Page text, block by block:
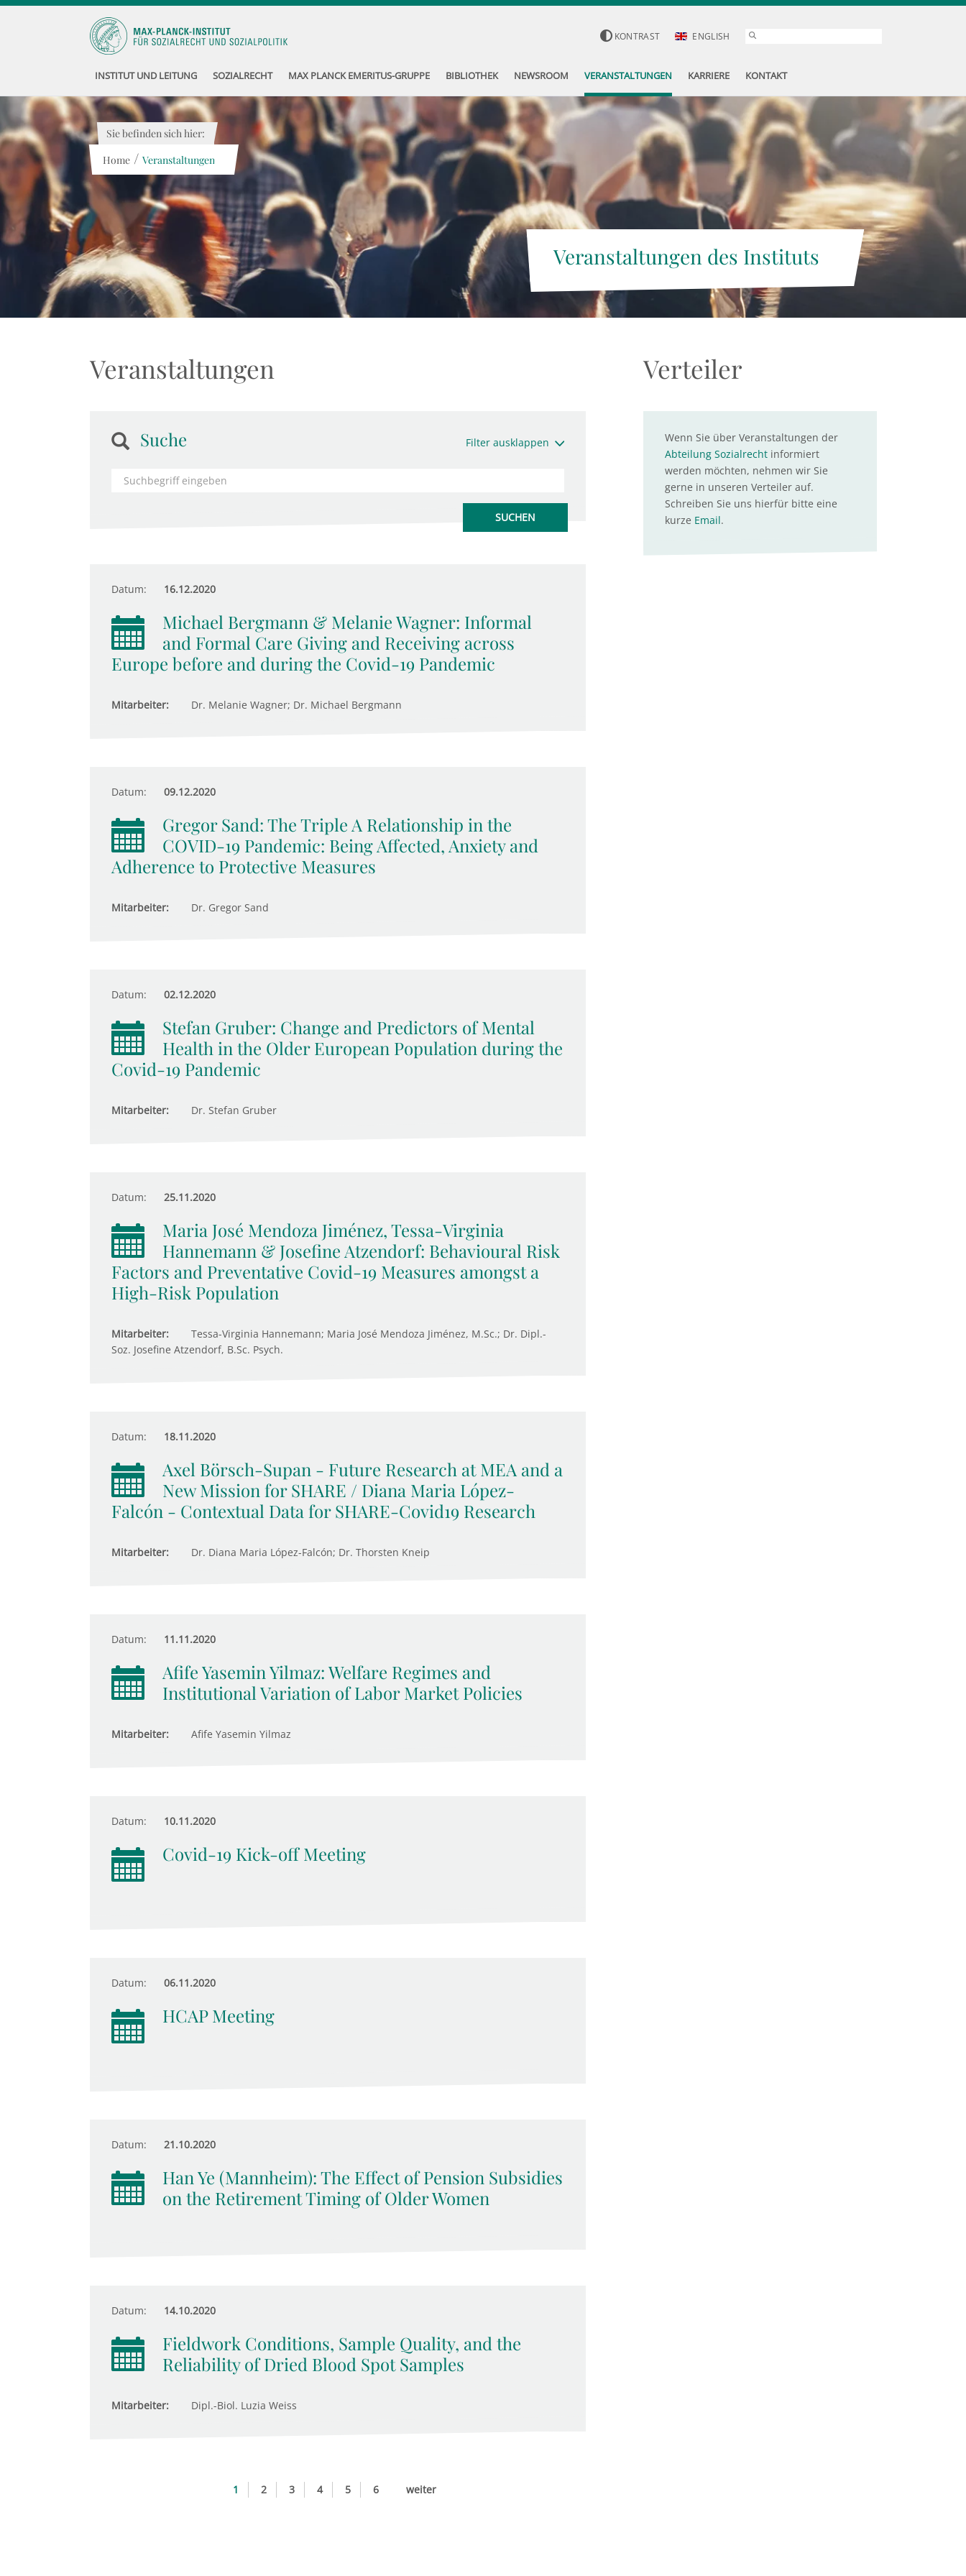
KONTRAST ENGLISH
INSTITUT UND LEITUNG SOZIALRECHT MAX PLANCK EMERITUS-GRUPPE BIBLIOTHEK NEWSROOM VERANSTALTUNGEN KARRIERE KONTAKT
Veranstaltungen des Instituts
Sie befinden sich hier:
Home / Veranstaltungen
Veranstaltungen
Suche Filter ausklappen
Datum: 16.12.2020
Michael Bergmann & Melanie Wagner: Informal
and Formal Care Giving and Receiving across
Europe before and during the Covid-19 Pandemic
Mitarbeiter: Dr. Melanie Wagner; Dr. Michael Bergmann
Datum: 09.12.2020
Gregor Sand: The Triple A Relationship in the
COVID-19 Pandemic: Being Affected, Anxiety and
Adherence to Protective Measures
Mitarbeiter: Dr. Gregor Sand
Datum: 02.12.2020
Stefan Gruber: Change and Predictors of Mental
Health in the Older European Population during the
Covid-19 Pandemic
Mitarbeiter: Dr. Stefan Gruber
Datum: 25.11.2020
Maria José Mendoza Jiménez, Tessa-Virginia
Hannemann & Josefine Atzendorf: Behavioural Risk
Factors and Preventative Covid-19 Measures amongst a
High-Risk Population
Mitarbeiter:
Tessa-Virginia Hannemann; Maria José Mendoza Jiménez, M.Sc.; Dr. Dipl.-
Soz. Josefine Atzendorf, B.Sc. Psych.
Datum: 18.11.2020
Axel Börsch-Supan - Future Research at MEA and a
New Mission for SHARE / Diana Maria López-
Falcón - Contextual Data for SHARE-Covid19 Research
Mitarbeiter: Dr. Diana Maria López-Falcón; Dr. Thorsten Kneip
Datum: 11.11.2020
Afife Yasemin Yilmaz: Welfare Regimes and
Institutional Variation of Labor Market Policies
Mitarbeiter: Afife Yasemin Yilmaz
Datum: 10.11.2020
Covid-19 Kick-off Meeting
Datum: 06.11.2020
HCAP Meeting
Datum: 21.10.2020
Han Ye (Mannheim): The Effect of Pension Subsidies
on the Retirement Timing of Older Women
Datum: 14.10.2020
Fieldwork Conditions, Sample Quality, and the
Reliability of Dried Blood Spot Samples
Mitarbeiter: Dipl.-Biol. Luzia Weiss
1 2 3 4 5 6 weiter
Verteiler
Wenn Sie über Veranstaltungen der
Abteilung Sozialrechtinformiert
werden möchten, nehmen wir Sie
gerne in unseren Verteiler auf.
Schreiben Sie uns hierfür bitte eine
kurze Email.